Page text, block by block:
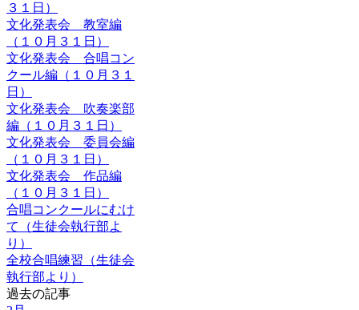
３１日）
文化発表会 教室編
（１０月３１日）
文化発表会 合唱コン
クール編（１０月３１
日）
文化発表会 吹奏楽部
編（１０月３１日）
文化発表会 委員会編
（１０月３１日）
文化発表会 作品編
（１０月３１日）
合唱コンクールにむけ
て（生徒会執行部よ
り）
全校合唱練習（生徒会
執行部より）
過去の記事